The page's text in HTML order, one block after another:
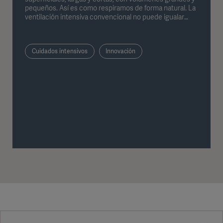
pequeños. Así es como respiramos de forma natural. La
ventilación intensiva convencional no puede igualar
ventilación utilizando sus nervios, lo que les permite
respirar de la forma que más les conviene.
Cuidados intensivos Innovación